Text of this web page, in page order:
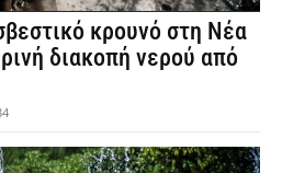
κρουνό στη Νέα
διακοπή νερού από